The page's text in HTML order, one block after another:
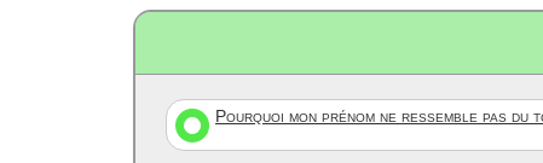
Pourquoi mon prénom ne ressemble pas